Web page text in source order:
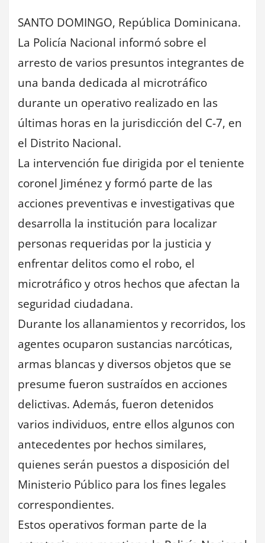
SANTO DOMINGO, República Dominicana.
La Policía Nacional informó sobre el
arresto de varios presuntos integrantes de
una banda dedicada al microtráfico
durante un operativo realizado en las
últimas horas en la jurisdicción del C-7, en
el Distrito Nacional.
La intervención fue dirigida por el teniente
coronel Jiménez y formó parte de las
acciones preventivas e investigativas que
desarrolla la institución para localizar
personas requeridas por la justicia y
enfrentar delitos como el robo, el
microtráfico y otros hechos que afectan la
seguridad ciudadana.
Durante los allanamientos y recorridos, los
agentes ocuparon sustancias narcóticas,
armas blancas y diversos objetos que se
presume fueron sustraídos en acciones
delictivas. Además, fueron detenidos
varios individuos, entre ellos algunos con
antecedentes por hechos similares,
quienes serán puestos a disposición del
Ministerio Público para los fines legales
correspondientes.
Estos operativos forman parte de la